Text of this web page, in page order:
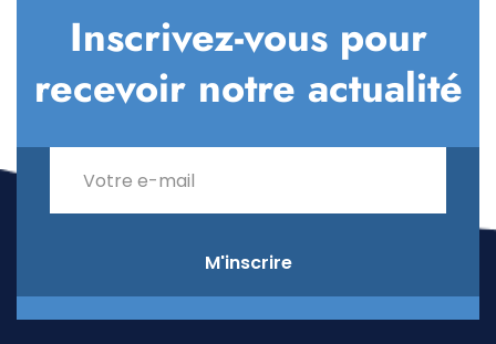
Inscrivez-vous pour
recevoir notre actualité
M'inscrire